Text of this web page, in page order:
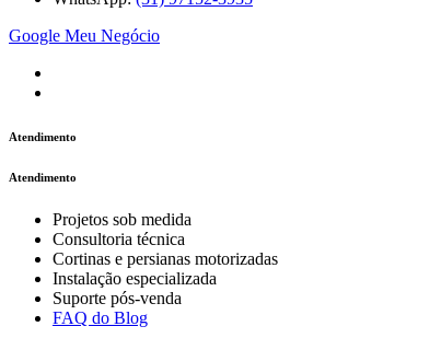
Google Meu Negócio
Atendimento
Atendimento
Projetos sob medida
Consultoria técnica
Cortinas e persianas motorizadas
Instalação especializada
Suporte pós-venda
FAQ do Blog